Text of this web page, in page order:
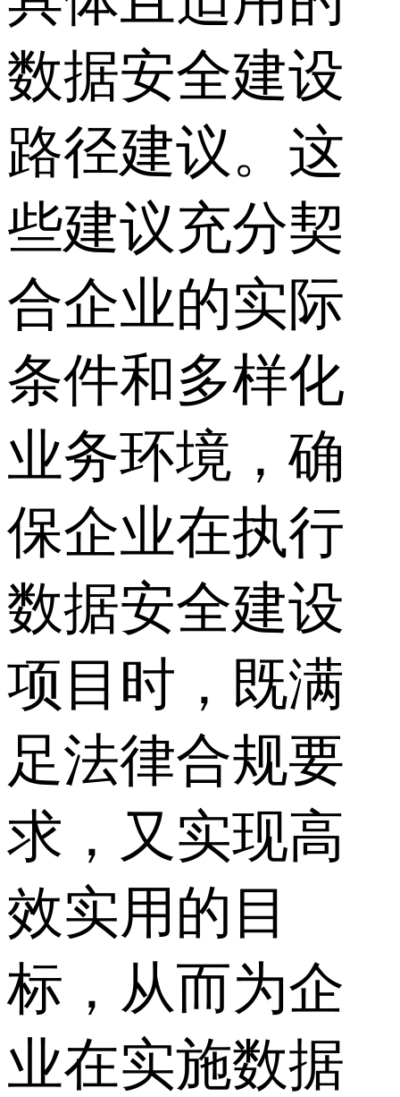
数据安全建设
路径建议。这
些建议充分契
合企业的实际
条件和多样化
业务环境，确
保企业在执行
数据安全建设
项目时，既满
足法律合规要
求，又实现高
效实用的目
标，从而为企
业在实施数据